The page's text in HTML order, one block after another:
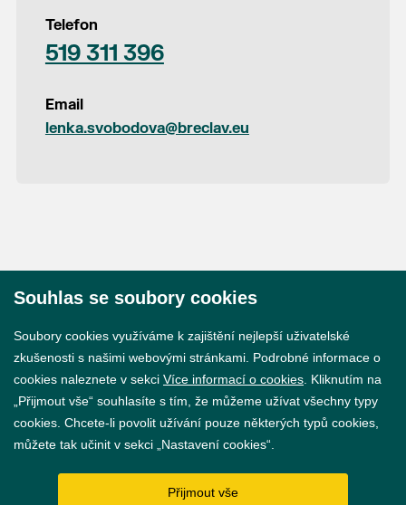
Telefon
519 311 396
Email
lenka.svobodova@breclav.eu
GDPR
Souhlas se soubory cookies
Soubory cookies využíváme k zajištění nejlepší uživatelské
zkušenosti s našimi webovými stránkami. Podrobné informace o
cookies naleznete v sekci Více informací o cookies . Kliknutím na
„Přijmout vše“ souhlasíte s tím, že můžeme užívat všechny typy
cookies. Chcete-li povolit užívání pouze některých typů cookies,
můžete tak učinit v sekci „Nastavení cookies“.
Přijmout vše